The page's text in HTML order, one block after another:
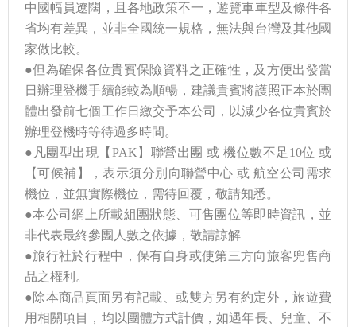
中國幅員遼闊，且各地政策不一，遊覽車車型及條件各
省均有差異，並非全國統一規格，無法與台灣及其他國
家做比較。
●但為確保各位貴賓保險資料之正確性，及方便出發當
日辦理登機手續能較為順暢，建議貴賓將護照正本於團
體出發前七個工作日繳交予本公司，以減少各位貴賓於
辦理登機時等待過多時間。
●凡團型出現【PAK】聯營出團 或 機位數不足10位 或
【可候補】，表示須分別向聯營中心 或 航空公司需求
機位，並無實際機位，需待回覆，敬請知悉。
●本公司網上所載組團狀態、可售團位等即時資訊，並
非代表最終參團人數之依據，敬請諒解
●旅行社於行程中，保有自身或使第三方向旅客兜售商
品之權利。
●除本商品頁面另有記載、或雙方另有約定外，旅遊費
用相關項目，均以團體方式計價，如遇年長、兒童、不